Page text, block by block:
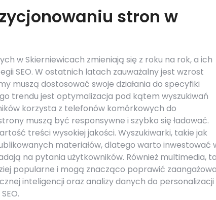
stron w
w Skierniewicach zmieniają się z roku na rok, a ich
SEO. W ostatnich latach zauważalny jest wzrost
muszą dostosować swoje działania do specyfiki
trendu jest optymalizacja pod kątem wyszukiwań
korzysta z telefonów komórkowych do
muszą być responsywne i szybko się ładować.
treści wysokiej jakości. Wyszukiwarki, takie jak
materiałów, dlatego warto inwestować
na pytania użytkowników. Również multimedia,
popularne i mogą znacząco poprawić
inteligencji oraz analizy danych do personalizacji